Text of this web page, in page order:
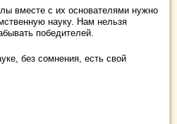
вместе с их основателями нужно
науку. Нам нельзя
победителей.
без сомнения, есть свой